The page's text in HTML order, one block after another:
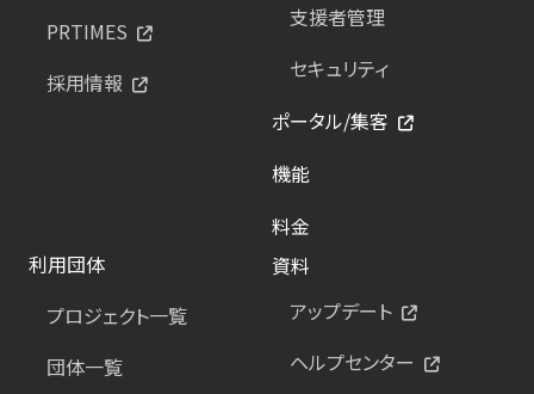
PRTIMES
採用情報
支援者管理
セキュリティ
ポータル/集客
機能
料金
利用団体
プロジェクト一覧
団体一覧
資料
アップデート
ヘルプセンター